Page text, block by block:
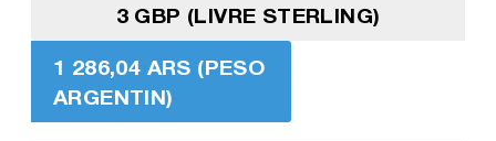
3 GBP (LIVRE STERLING)
1 286,04 ARS (PESO
ARGENTIN)